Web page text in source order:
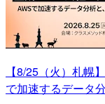
【8/25（火）札幌
で加速するデータ